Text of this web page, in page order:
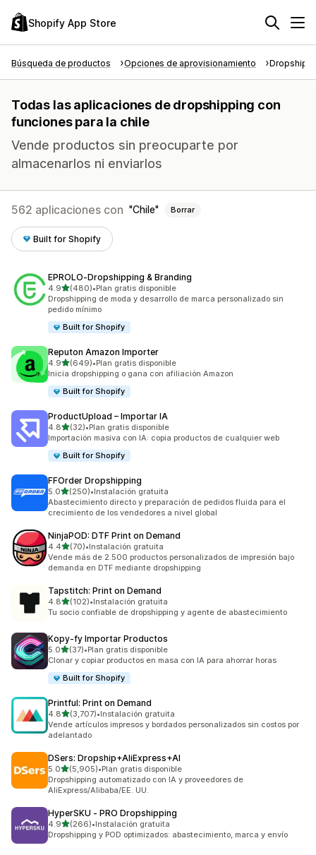
Shopify App Store
Búsqueda de productos Opciones de aprovisionamiento
Todas las aplicaciones de dropshipping con
funciones para la chile
Vende productos sin preocuparte por
almacenarlos ni enviarlos
562 aplicaciones con Chile Borrar
Built for Shopify
EPROLO‑Dropshipping & Branding
4.9de 5 estrellas
(480)
480 reseñas en total
•Plan gratis disponible
Dropshipping de moda y desarrollo de marca personalizado sin
pedido mínimo
Built for Shopify
Reputon Amazon Importer
4.9de 5 estrellas
(649)
649 reseñas en total
•Plan gratis disponible
Inicia dropshipping o gana con afiliación Amazon
Built for Shopify
ProductUpload – Importar IA
4.8de 5 estrellas
(32)
32 reseñas en total
•Plan gratis disponible
Importación masiva con IA: copia productos de cualquier web
Built for Shopify
FFOrder Dropshipping
5.0de 5 estrellas
(250)
250 reseñas en total
•Instalación gratuita
Abastecimiento directo y preparación de pedidos fluida para el
crecimiento de los vendedores a nivel global
NinjaPOD: DTF Print on Demand
4.4de 5 estrellas
(70)
70 reseñas en total
•Instalación gratuita
Vende más de 2.500 productos personalizados de impresión bajo
demanda en DTF mediante dropshipping
Tapstitch: Print on Demand
4.8de 5 estrellas
(102)
102 reseñas en total
•Instalación gratuita
Tu socio confiable de dropshipping y agente de abastecimiento
Kopy‑fy Importar Productos
5.0de 5 estrellas
(37)
37 reseñas en total
•Plan gratis disponible
Clonar y copiar productos en masa con IA para ahorrar horas
Built for Shopify
Printful: Print on Demand
4.8de 5 estrellas
(3,707)
3707 reseñas en total
•Instalación gratuita
Vende artículos impresos y bordados personalizados sin costos por
adelantado
DSers: Dropship+AliExpress+AI
5.0de 5 estrellas
(5,905)
5905 reseñas en total
•Plan gratis disponible
Dropshipping automatizado con IA y proveedores de
AliExpress/Alibaba/EE. UU.
HyperSKU ‑ PRO Dropshipping
4.9de 5 estrellas
(266)
266 reseñas en total
•Instalación gratuita
Dropshipping y POD optimizados: abastecimiento, marca y envío